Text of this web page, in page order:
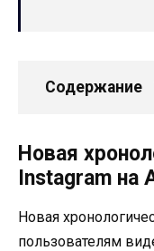
Содержание
Новая
Instagram на
Новая
пользователям